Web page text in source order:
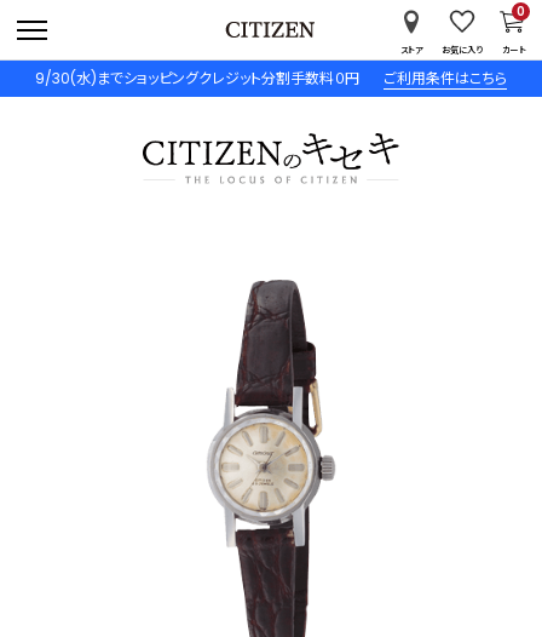
9/30(水)までショッピングクレジット分割手数料０円 ご利用条件はこちら
ストア お気に入り カート
0